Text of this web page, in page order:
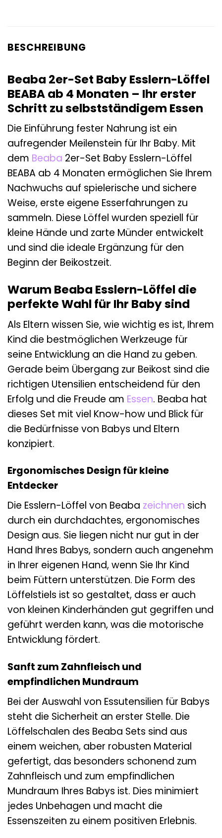
BESCHREIBUNG
Beaba 2er-Set Baby Esslern-Löffel
BEABA ab 4 Monaten – Ihr erster
Schritt zu selbstständigem Essen
Die Einführung fester Nahrung ist ein
aufregender Meilenstein für Ihr Baby. Mit
dem Beaba 2er-Set Baby Esslern-Löffel
BEABA ab 4 Monaten ermöglichen Sie Ihrem
Nachwuchs auf spielerische und sichere
Weise, erste eigene Esserfahrungen zu
sammeln. Diese Löffel wurden speziell für
kleine Hände und zarte Münder entwickelt
und sind die ideale Ergänzung für den
Beginn der Beikostzeit.
Warum Beaba Esslern-Löffel die
perfekte Wahl für Ihr Baby sind
Als Eltern wissen Sie, wie wichtig es ist, Ihrem
Kind die bestmöglichen Werkzeuge für
seine Entwicklung an die Hand zu geben.
Gerade beim Übergang zur Beikost sind die
richtigen Utensilien entscheidend für den
Erfolg und die Freude am Essen. Beaba hat
dieses Set mit viel Know-how und Blick für
die Bedürfnisse von Babys und Eltern
konzipiert.
Ergonomisches Design für kleine
Entdecker
Die Esslern-Löffel von Beaba zeichnen sich
durch ein durchdachtes, ergonomisches
Design aus. Sie liegen nicht nur gut in der
Hand Ihres Babys, sondern auch angenehm
in Ihrer eigenen Hand, wenn Sie Ihr Kind
beim Füttern unterstützen. Die Form des
Löffelstiels ist so gestaltet, dass er auch
von kleinen Kinderhänden gut gegriffen und
geführt werden kann, was die motorische
Entwicklung fördert.
Sanft zum Zahnfleisch und
empfindlichen Mundraum
Bei der Auswahl von Essutensilien für Babys
steht die Sicherheit an erster Stelle. Die
Löffelschalen des Beaba Sets sind aus
einem weichen, aber robusten Material
gefertigt, das besonders schonend zum
Zahnfleisch und zum empfindlichen
Mundraum Ihres Babys ist. Dies minimiert
jedes Unbehagen und macht die
Essenszeiten zu einem positiven Erlebnis.